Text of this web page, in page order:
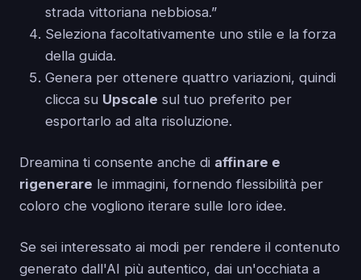
strada vittoriana nebbiosa.”
Seleziona facoltativamente uno stile e la forza
della guida.
Genera per ottenere quattro variazioni, quindi
clicca su Upscale sul tuo preferito per
esportarlo ad alta risoluzione.
Dreamina ti consente anche di affinare e
rigenerare le immagini, fornendo flessibilità per
coloro che vogliono iterare sulle loro idee.
Se sei interessato ai modi per rendere il contenuto
generato dall'AI più autentico, dai un'occhiata a